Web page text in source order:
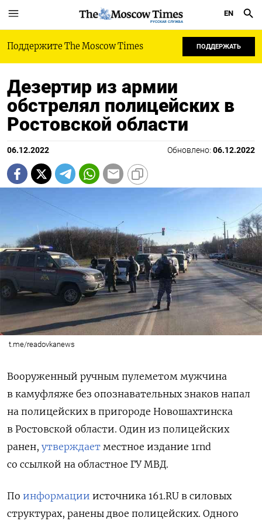
РУССКАЯ СЛУЖБА
EN
Поддержите The Moscow Times ПОДДЕРЖАТЬ
Дезертир из армии
обстрелял полицейских в
Ростовской области
06.12.2022 Обновлено: 06.12.2022
t.me/readovkanews
Вооруженный ручным пулеметом мужчина
в камуфляже без опознавательных знаков напал
на полицейских в пригороде Новошахтинска
в Ростовской области. Один из полицейских
ранен, утверждает местное издание 1rnd
со ссылкой на областное ГУ МВД.
По информации источника 161.RU в силовых
структурах, ранены двое полицейских. Одного